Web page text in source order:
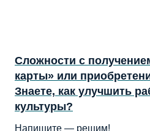
Сложности с
карты» или
Знаете, как улучшить
культуры?
Напишите — решим!